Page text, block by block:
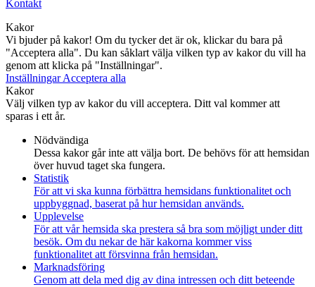
Kontakt
Kakor
Vi bjuder på kakor! Om du tycker det är ok, klickar du bara på
"Acceptera alla". Du kan såklart välja vilken typ av kakor du vill ha
genom att klicka på "Inställningar".
InställningarAcceptera alla
Kakor
Välj vilken typ av kakor du vill acceptera. Ditt val kommer att
sparas i ett år.
Nödvändiga
Dessa kakor går inte att välja bort. De behövs för att hemsidan
över huvud taget ska fungera.
Statistik
För att vi ska kunna förbättra hemsidans funktionalitet och
uppbyggnad, baserat på hur hemsidan används.
Upplevelse
För att vår hemsida ska prestera så bra som möjligt under ditt
besök. Om du nekar de här kakorna kommer viss
funktionalitet att försvinna från hemsidan.
Marknadsföring
Genom att dela med dig av dina intressen och ditt beteende